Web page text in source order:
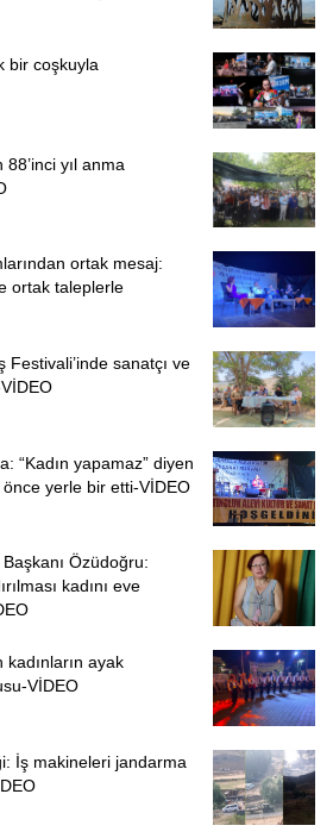
bir coşkuyla
88’inci yıl anma
ortak mesaj:
ortak taleplerle
sanatçı ve
“Kadın yapamaz” diyen
önce yerle bir etti-VİDEO
Özüdoğru:
kadını eve
kadınların ayak
VİDEO
İş makineleri jandarma